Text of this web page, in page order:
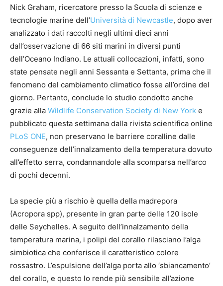
Nick Graham, ricercatore presso la Scuola di scienze e
tecnologie marine dell’Università di Newcastle, dopo aver
analizzato i dati raccolti negli ultimi dieci anni
dall’osservazione di 66 siti marini in diversi punti
dell’Oceano Indiano. Le attuali collocazioni, infatti, sono
state pensate negli anni Sessanta e Settanta, prima che il
fenomeno del cambiamento climatico fosse all’ordine del
giorno. Pertanto, conclude lo studio condotto anche
grazie alla Wildlife Conservation Society di New York e
pubblicato questa settimana dalla rivista scientifica online
PLoS ONE, non preservano le barriere coralline dalle
conseguenze dell’innalzamento della temperatura dovuto
all’effetto serra, condannandole alla scomparsa nell’arco
di pochi decenni.
La specie più a rischio è quella della madrepora
(Acropora spp), presente in gran parte delle 120 isole
delle Seychelles. A seguito dell’innalzamento della
temperatura marina, i polipi del corallo rilasciano l’alga
simbiotica che conferisce il caratteristico colore
rossastro. L’espulsione dell’alga porta allo ‘sbiancamento’
del corallo, e questo lo rende più sensibile all’azione